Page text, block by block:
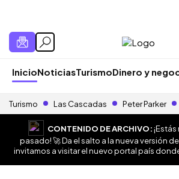
InicioNoticiasTurismoDinero y
Turismo Las Cascadas Peter Parker
CONTENIDO DE ARCHIVO:
pasado! 🚀 Da el salto a la nueva versión de
invitamos a visitar el nuevo portal país